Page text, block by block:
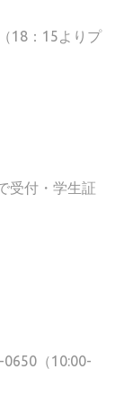
18：15よりプ
受付・学生証
（10:00-